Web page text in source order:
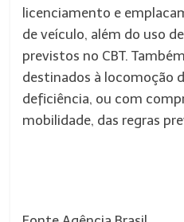
licenciamento e
de veículo, além do uso
previstos no CBT.
destinados à locomoção
deficiência, ou com
mobilidade, das regras